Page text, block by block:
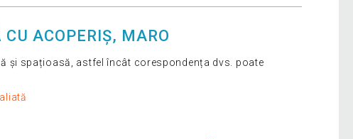
ACOPERIȘ, MARO
și spațioasă, astfel încât corespondența dvs. poate